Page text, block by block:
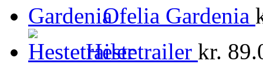
Ofelia Gardenia
Hestetrailer kr.